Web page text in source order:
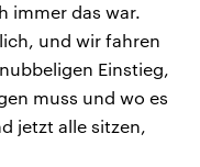
immer das war.
und wir fahren
Einstieg,
muss und wo es
jetzt alle sitzen,